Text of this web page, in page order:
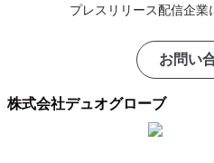
プレスリリース配信企業
お問い
株式会社デュオグローブ